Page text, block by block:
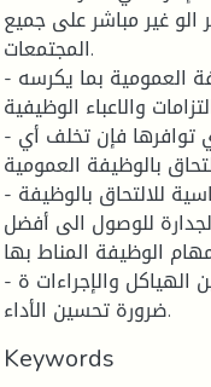
الو غير مباشر على جميع
المجتمعات.
- ان المشرع الجزائري قد اعتمد المفهوم المغلق للوظيفة العمومية بما يكرسه
والاعباء الوظيفية.
- أن عملية التوظيف تحكمها شروط الزم المشرع الجزائري توافرها فإن تخلف أي
بالوظيفة العمومية.
- ان عملية التوظيف لا بد ان تراعي المبادئ الأساسية للالتحاق بالوظيفة
للوصول الى أفضل
الوظيفة المناط بها.
- أن متطلبات اصلاح الإدارة لابد ان تراعى فيها تحسين الهياكل والإجراءات ة
ضرورة تحسين الأداء.
Keywords